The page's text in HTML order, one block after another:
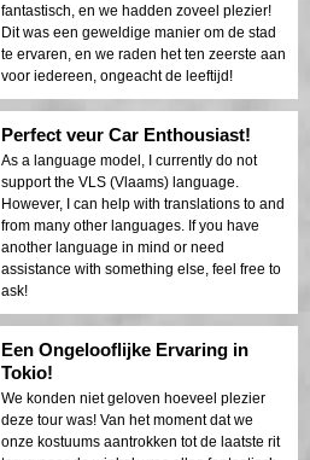
fantastisch, en we hadden zoveel plezier!
Dit was een geweldige manier om de stad
te ervaren, en we raden het ten zeerste aan
voor iedereen, ongeacht de leeftijd!
Perfect veur Car Enthousiast!
As a language model, I currently do not
support the VLS (Vlaams) language.
However, I can help with translations to and
from many other languages. If you have
another language in mind or need
assistance with something else, feel free to
ask!
Een Ongelooflijke Ervaring in
Tokio!
We konden niet geloven hoeveel plezier
deze tour was! Van het moment dat we
onze kostuums aantrokken tot de laatste rit